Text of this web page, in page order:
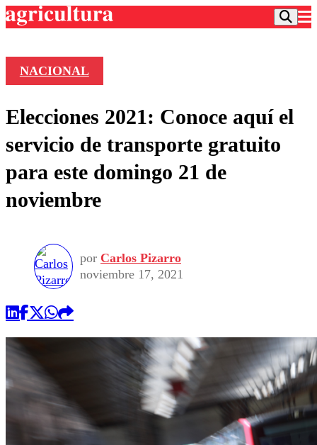
Frecuencias
Agricultura TV
Deportes
Colo Colo
Motor
Torneo Internacional
Torneo Nacional
Entretención
Internacional
Nacional
Vida Social
Programas
Comercial
NACIONAL
Elecciones 2021: Conoce aquí el
servicio de transporte gratuito
para este domingo 21 de
noviembre
por Carlos Pizarro
noviembre 17, 2021